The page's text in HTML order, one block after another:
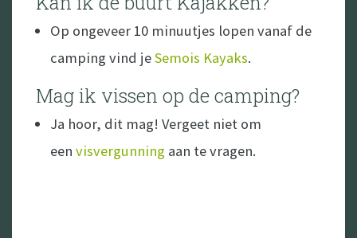
Op ongeveer 10 minuutjes lopen vanaf de
camping vind jeSemois Kayaks.
Mag ik vissen op de camping?
Ja hoor, dit mag! Vergeet niet om
een visvergunning aan te vragen.